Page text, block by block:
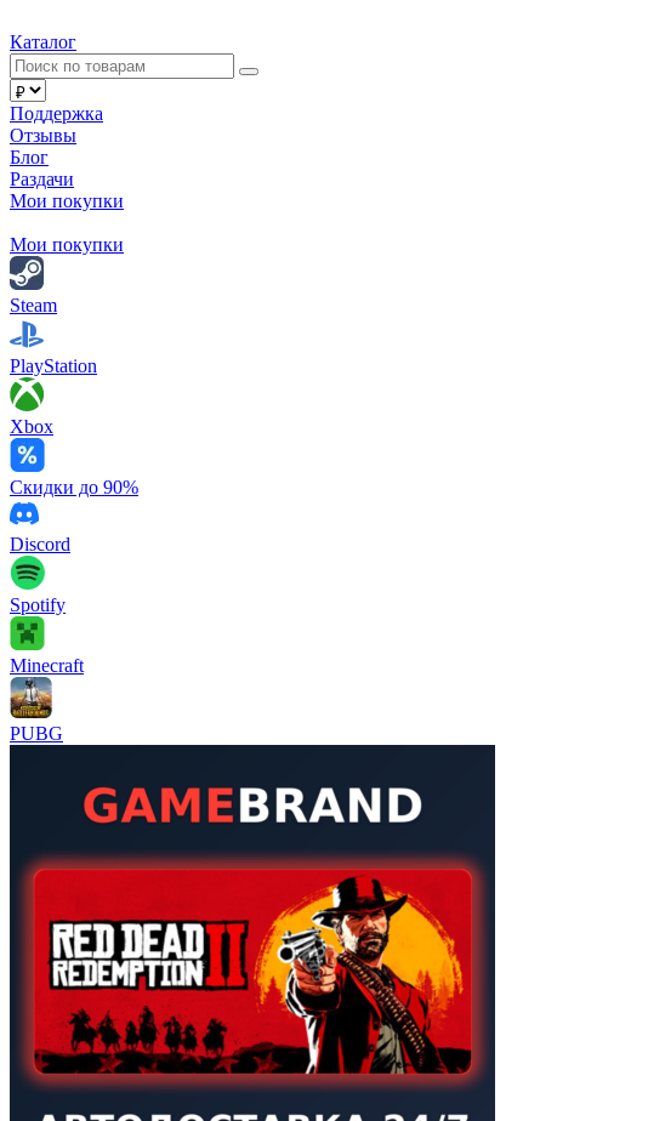
Каталог
Поддержка
Отзывы
Блог
Раздачи
Мои покупки
Мои покупки
Steam
PlayStation
Xbox
Скидки до 90%
Discord
Spotify
Minecraft
PUBG